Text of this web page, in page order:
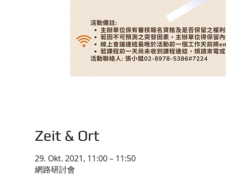
Zeit & Ort
29. Okt. 2021, 11:00 – 11:50
網路研討會